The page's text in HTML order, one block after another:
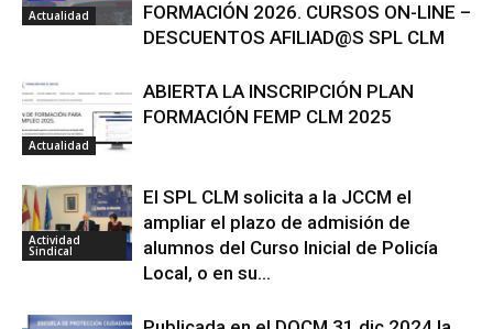
Actualidad
FORMACIÓN 2026. CURSOS ON-LINE –
DESCUENTOS AFILIAD@S SPL CLM
Actualidad
ABIERTA LA INSCRIPCIÓN PLAN
FORMACIÓN FEMP CLM 2025
Actividad
Sindical
El SPL CLM solicita a la JCCM el
ampliar el plazo de admisión de
alumnos del Curso Inicial de Policía
Local, o en su...